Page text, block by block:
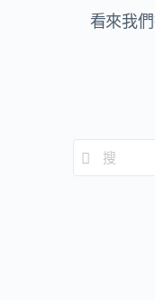
看來我